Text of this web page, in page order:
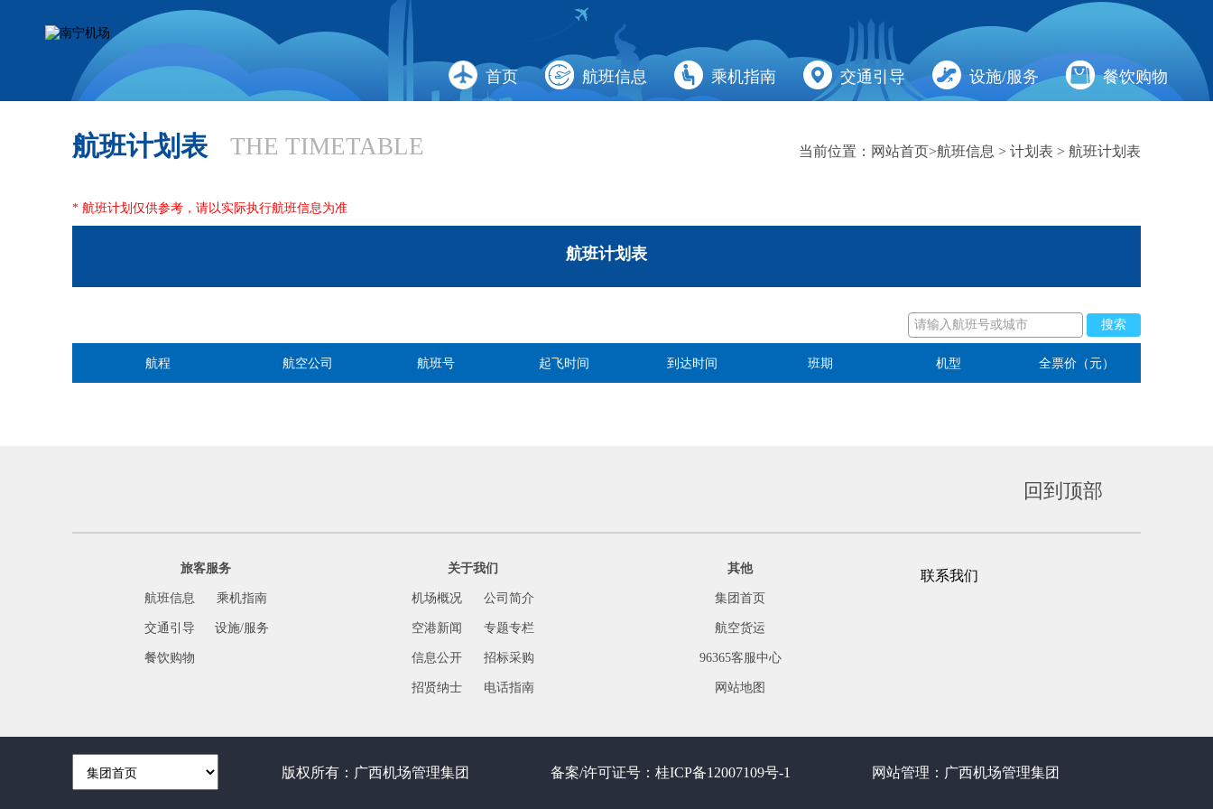
首页 航班信息 乘机指南 交通引导 设施/服务 餐饮购物
当前位置： 网站首页>航班信息 > 计划表 > 航班计划表
航班计划表 THE TIMETABLE
* 航班计划仅供参考，请以实际执行航班信息为准
航班计划表
航程 航空公司 航班号 起飞时间 到达时间 班期 机型 全票价（元）
回到顶部
旅客服务
航班信息
交通引导
餐饮购物
乘机指南
设施/服务
关于我们
机场概况
空港新闻
信息公开
招贤纳士
公司简介
专题专栏
招标采购
电话指南
其他
集团首页
航空货运
96365客服中心
网站地图
联系我们
版权所有： 广西机场管理集团 备案/许可证号： 桂ICP备12007109号-1 网站管理： 广西机场管理集团